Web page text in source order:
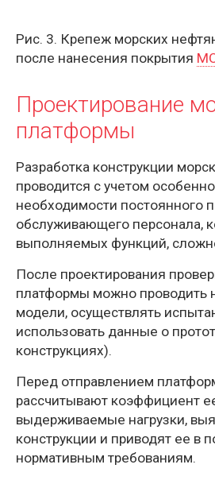
Рис. 3. Крепеж морских
после нанесения покрытия
Проектирование
платформы
Разработка конструкции
проводится с учетом
необходимости постоянного
обслуживающего персонала,
выполняемых функций,
После проектирования
платформы можно проводить
модели, осуществлять
использовать данные о
конструкциях).
Перед отправлением
рассчитывают коэффициент
выдерживаемые нагрузки,
конструкции и приводят ее в
нормативным требованиям.